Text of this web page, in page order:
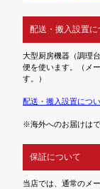
配送・搬入設置に
大型厨房機器（調理
便を使います。（メ
す。）
配送・搬入設置につ
※海外へのお届けはで
保証について
当店では、通常のメ